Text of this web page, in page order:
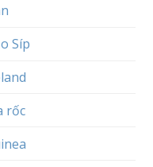
Síp
rốc